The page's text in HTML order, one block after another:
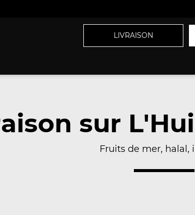
LIVRAISON
sur
Fruits de mer, halal,